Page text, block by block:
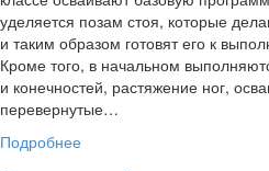
уделяется позам стоя, которые
и таким образом готовят его к
Кроме того, в начальном
и конечностей, растяжение ног,
перевернутые…
Подробнее